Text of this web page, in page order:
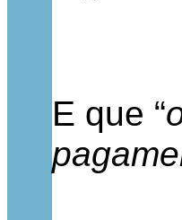
E que “